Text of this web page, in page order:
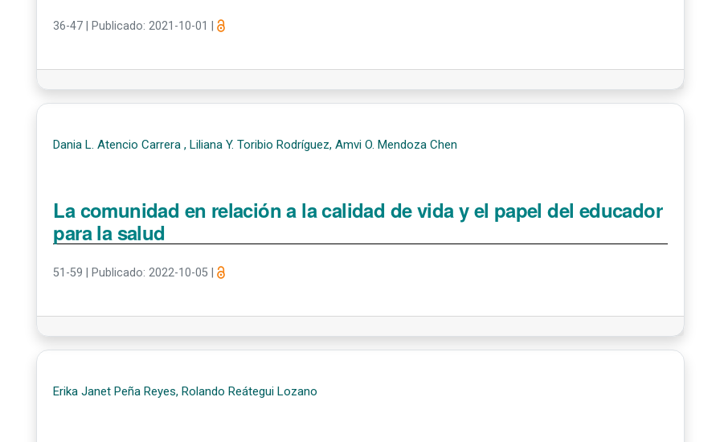
36-47 Publicado: 2021-10-01 |
Dania L. Atencio Carrera , Liliana Y. Toribio Rodríguez, Amvi O. Mendoza Chen
La comunidad en relación a la calidad de vida y el papel del educador
para la salud
51-59 Publicado: 2022-10-05 |
Erika Janet Peña Reyes, Rolando Reátegui Lozano